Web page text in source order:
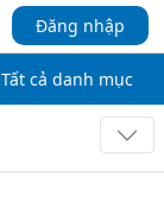
Đăng nhập
Tất cả danh mục